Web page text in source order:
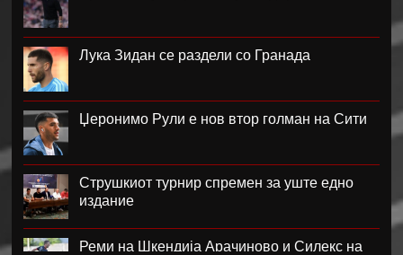
Лука Зидан се раздели со Гранада
Џеронимо Рули е нов втор голман на Сити
Струшкиот турнир спремен за уште едно
издание
Реми на Шкендија Арачиново и Силекс на